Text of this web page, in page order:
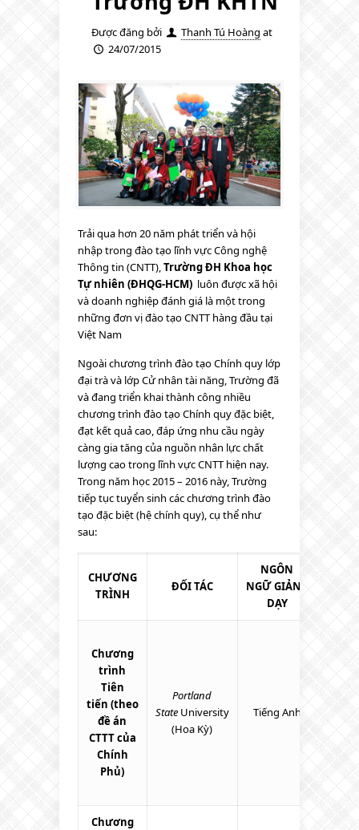
Được đăng bởi Thanh Tú Hoàng at
24/07/2015
Trải qua hơn 20 năm phát triển và hội
nhập trong đào tạo lĩnh vực Công nghệ
Thông tin (CNTT),Trường ĐH Khoa học
Tự nhiên (ĐHQG-HCM) luôn được xã hội
và doanh nghiệp đánh giá là một trong
những đơn vị đào tạo CNTT hàng đầu tại
Việt Nam
Ngoài chương trình đào tạo Chính quy lớp
đại trà và lớp Cử nhân tài năng, Trường đã
và đang triển khai thành công nhiều
chương trình đào tạo Chính quy đặc biệt,
đạt kết quả cao, đáp ứng nhu cầu ngày
càng gia tăng của nguồn nhân lực chất
lượng cao trong lĩnh vực CNTT hiện nay.
Trong năm học 2015 – 2016 này, Trường
tiếp tục tuyển sinh các chương trình đào
tạo đặc biệt (hệ chính quy), cụ thể như
sau:
CHƯƠNG
TRÌNH
ĐỐI TÁC
NGÔN
NGỮGIẢNG
DẠY
Chương
trình
Tiên
tiến (theo
đề án
CTTT của
Chính
Phủ)
Portland
StateUniversity
(Hoa Kỳ)
Tiếng Anh
Chương